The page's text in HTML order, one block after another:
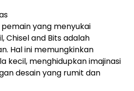
pemain yang menyukai
Chisel and Bits adalah
Hal ini memungkinkan
kecil, menghidupkan imajinasi
desain yang rumit dan